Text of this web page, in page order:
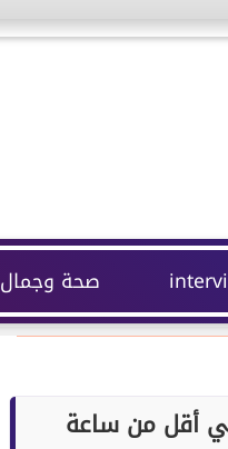
صحة وجمال
أقل من ساعة